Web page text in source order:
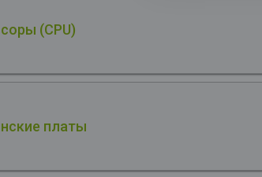
(CPU)
платы